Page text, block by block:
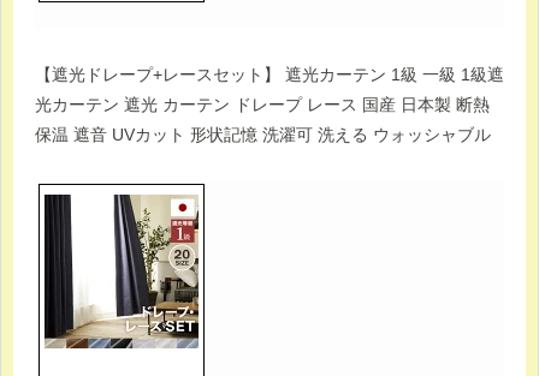
【遮光ドレープ+レースセット】 遮光カーテン 1級 一級 1級遮
光カーテン 遮光 カーテン ドレープ レース 国産 日本製 断熱
保温 遮音 UVカット 形状記憶 洗濯可 洗える ウォッシャブル